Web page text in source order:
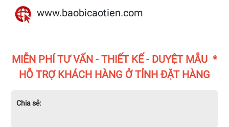
www.baobicaotien.com
MIỄN PHÍ TƯ VẤN - THIẾT KẾ - DUYỆT MẪU *
HỖ TRỢ KHÁCH HÀNG Ở TỈNH ĐẶT HÀNG
Chia sẻ: